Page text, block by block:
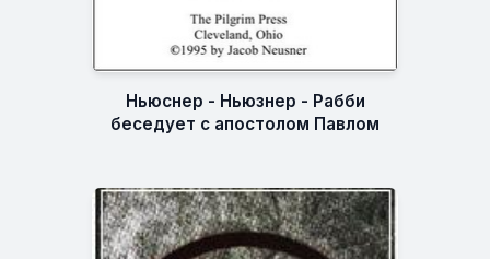
Ньюснер - Ньюзнер - Рабби
беседует с апостолом Павлом